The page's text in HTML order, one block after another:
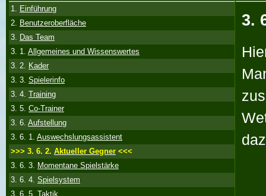
1. Einführung
2. Benutzeroberfläche
3. Das Team
3. 1. Allgemeines und Wissenswertes
3. 2. Kader
3. 3. Spielerinfo
3. 4. Training
3. 5. Co-Trainer
3. 6. Aufstellung
3. 6. 1. Auswechslungsassistent
>>> 3. 6. 2. Aktueller Gegner <<<
3. 6. 3. Momentane Spielstärke
3. 6. 4. Spielsystem
3. 6. 5. Taktik
3.